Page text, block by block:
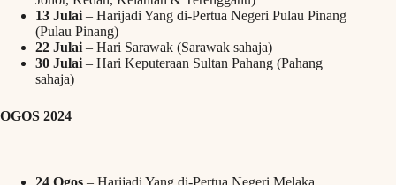
13 Julai – Harijadi Yang di-Pertua Negeri Pulau Pinang
(Pulau Pinang)
22 Julai – Hari Sarawak (Sarawak sahaja)
30 Julai – Hari Keputeraan Sultan Pahang (Pahang
sahaja)
OGOS 2024
24 Ogos – Harijadi Yang di-Pertua Negeri Melaka